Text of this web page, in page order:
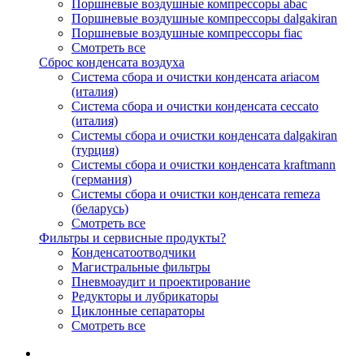
Поршневые воздушные компрессоры abac
Поршневые воздушные компрессоры dalgakiran
Поршневые воздушные компрессоры fiac
Смотреть все
Сброс конденсата воздуха
Система сбора и очистки конденсата ariacом
(италия)
Система сбора и очистки конденсата ceccato
(италия)
Системы сбора и очистки конденсата dalgakiran
(турция)
Системы сбора и очистки конденсата kraftmann
(германия)
Системы сбора и очистки конденсата remeza
(беларусь)
Смотреть все
Фильтры и сервисные продукты?
Конденсатоотводчики
Магистральные фильтры
Пневмоаудит и проектирование
Редукторы и лубрикаторы
Циклонные сепараторы
Смотреть все